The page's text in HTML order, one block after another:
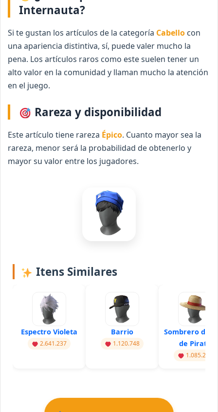
Internauta?
Si te gustan los artículos de la categoría Cabello con
una apariencia distintiva, sí, puede valer mucho la
pena. Los artículos raros como este suelen tener un
alto valor en la comunidad y llaman mucho la atención
en el juego.
Rareza y disponibilidad
Este artículo tiene rareza Épico. Cuanto mayor sea la
rareza, menor será la probabilidad de obtenerlo y
mayor su valor entre los jugadores.
Itens Similares
Espectro Violeta
2.641.237
Barrio
1.120.748
Sombrero de
de Pirata
1.085.291